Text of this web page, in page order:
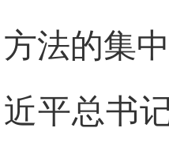
方法的集
近平总书